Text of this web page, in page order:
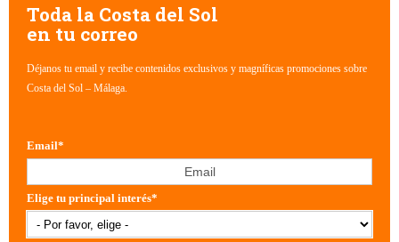
Toda la Costa del Sol
en tu correo
Déjanos tu email y recibe contenidos exclusivos y magníficas promociones sobre
Costa del Sol – Málaga.
Email*
Elige tu principal interés*